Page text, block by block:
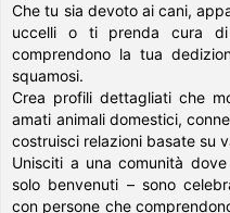
Che tu sia devoto ai cani,
uccelli o ti prenda cura
comprendono la tua
squamosi.
Crea profili dettagliati che
amati animali domestici,
costruisci relazioni basate su
Unisciti a una comunità
solo benvenuti – sono
con persone che